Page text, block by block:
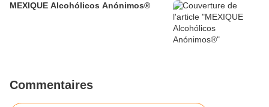
MEXIQUE Alcohólicos Anónimos®
Commentaires